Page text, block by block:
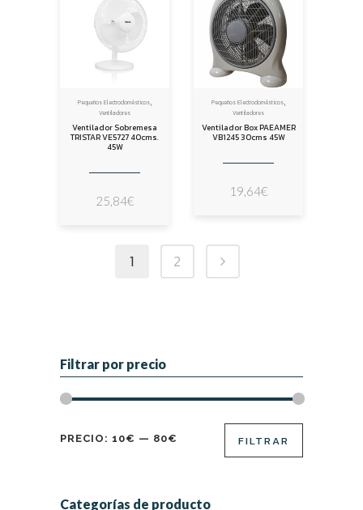
Pequeños Electrodomésticos,
Ventiladores
Ventilador Sobremesa
TRISTAR VE5727 40cms.
45W
25,84€
Pequeños Electrodomésticos,
Ventiladores
Ventilador Box PAEAMER
VB1245 30cms 45W
19,64€
1 2
Filtrar por precio
Precio
Precio
FILTRAR
PRECIO: 10€ — 80€
Categorías de producto